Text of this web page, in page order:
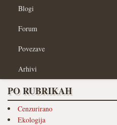
Blogi
Forum
Povezave
Arhivi
PO RUBRIKAH
Cenzurirano
Ekologija